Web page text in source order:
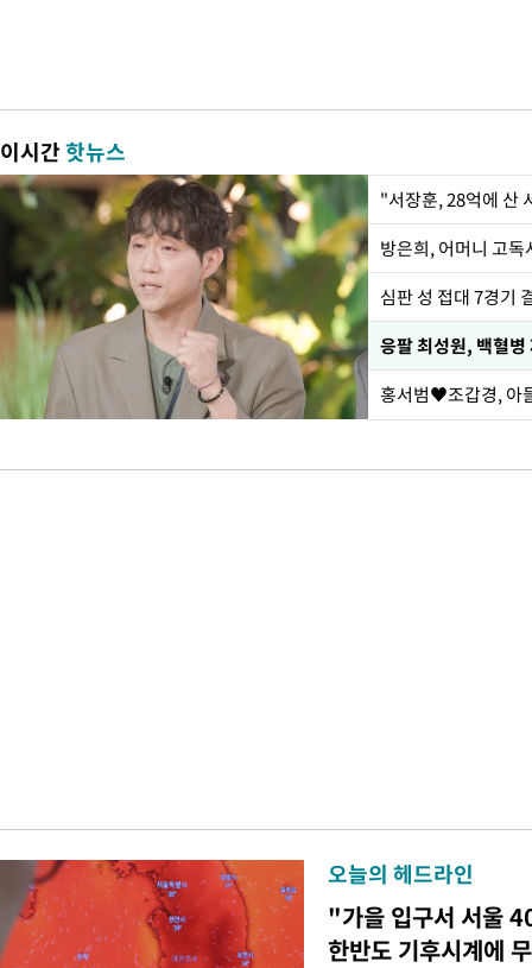
이시간핫뉴스
"서장훈, 28억에 산
방은희, 어머니 고
심판 성 접대 7경기
응팔 최성원, 백혈
홍서범♥조갑경, 아
오늘의 헤드라인
"가을 입구서 서울
한반도 기후시계에